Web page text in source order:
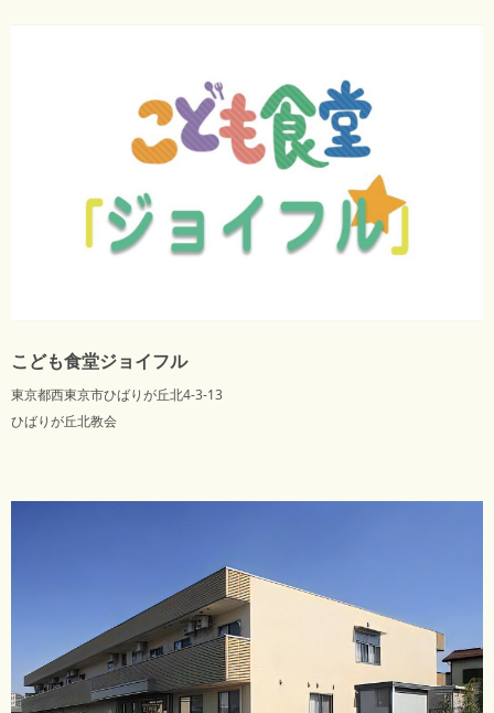
こども食堂ジョイフル
東京都西東京市ひばりが丘北4-3-13
ひばりが丘北教会